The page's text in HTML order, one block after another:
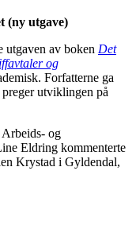
(ny utgave)
utgaven av boken Det
og
Forfatterne ga
utviklingen på
og
Eldring kommenterte
Krystad i Gyldendal,